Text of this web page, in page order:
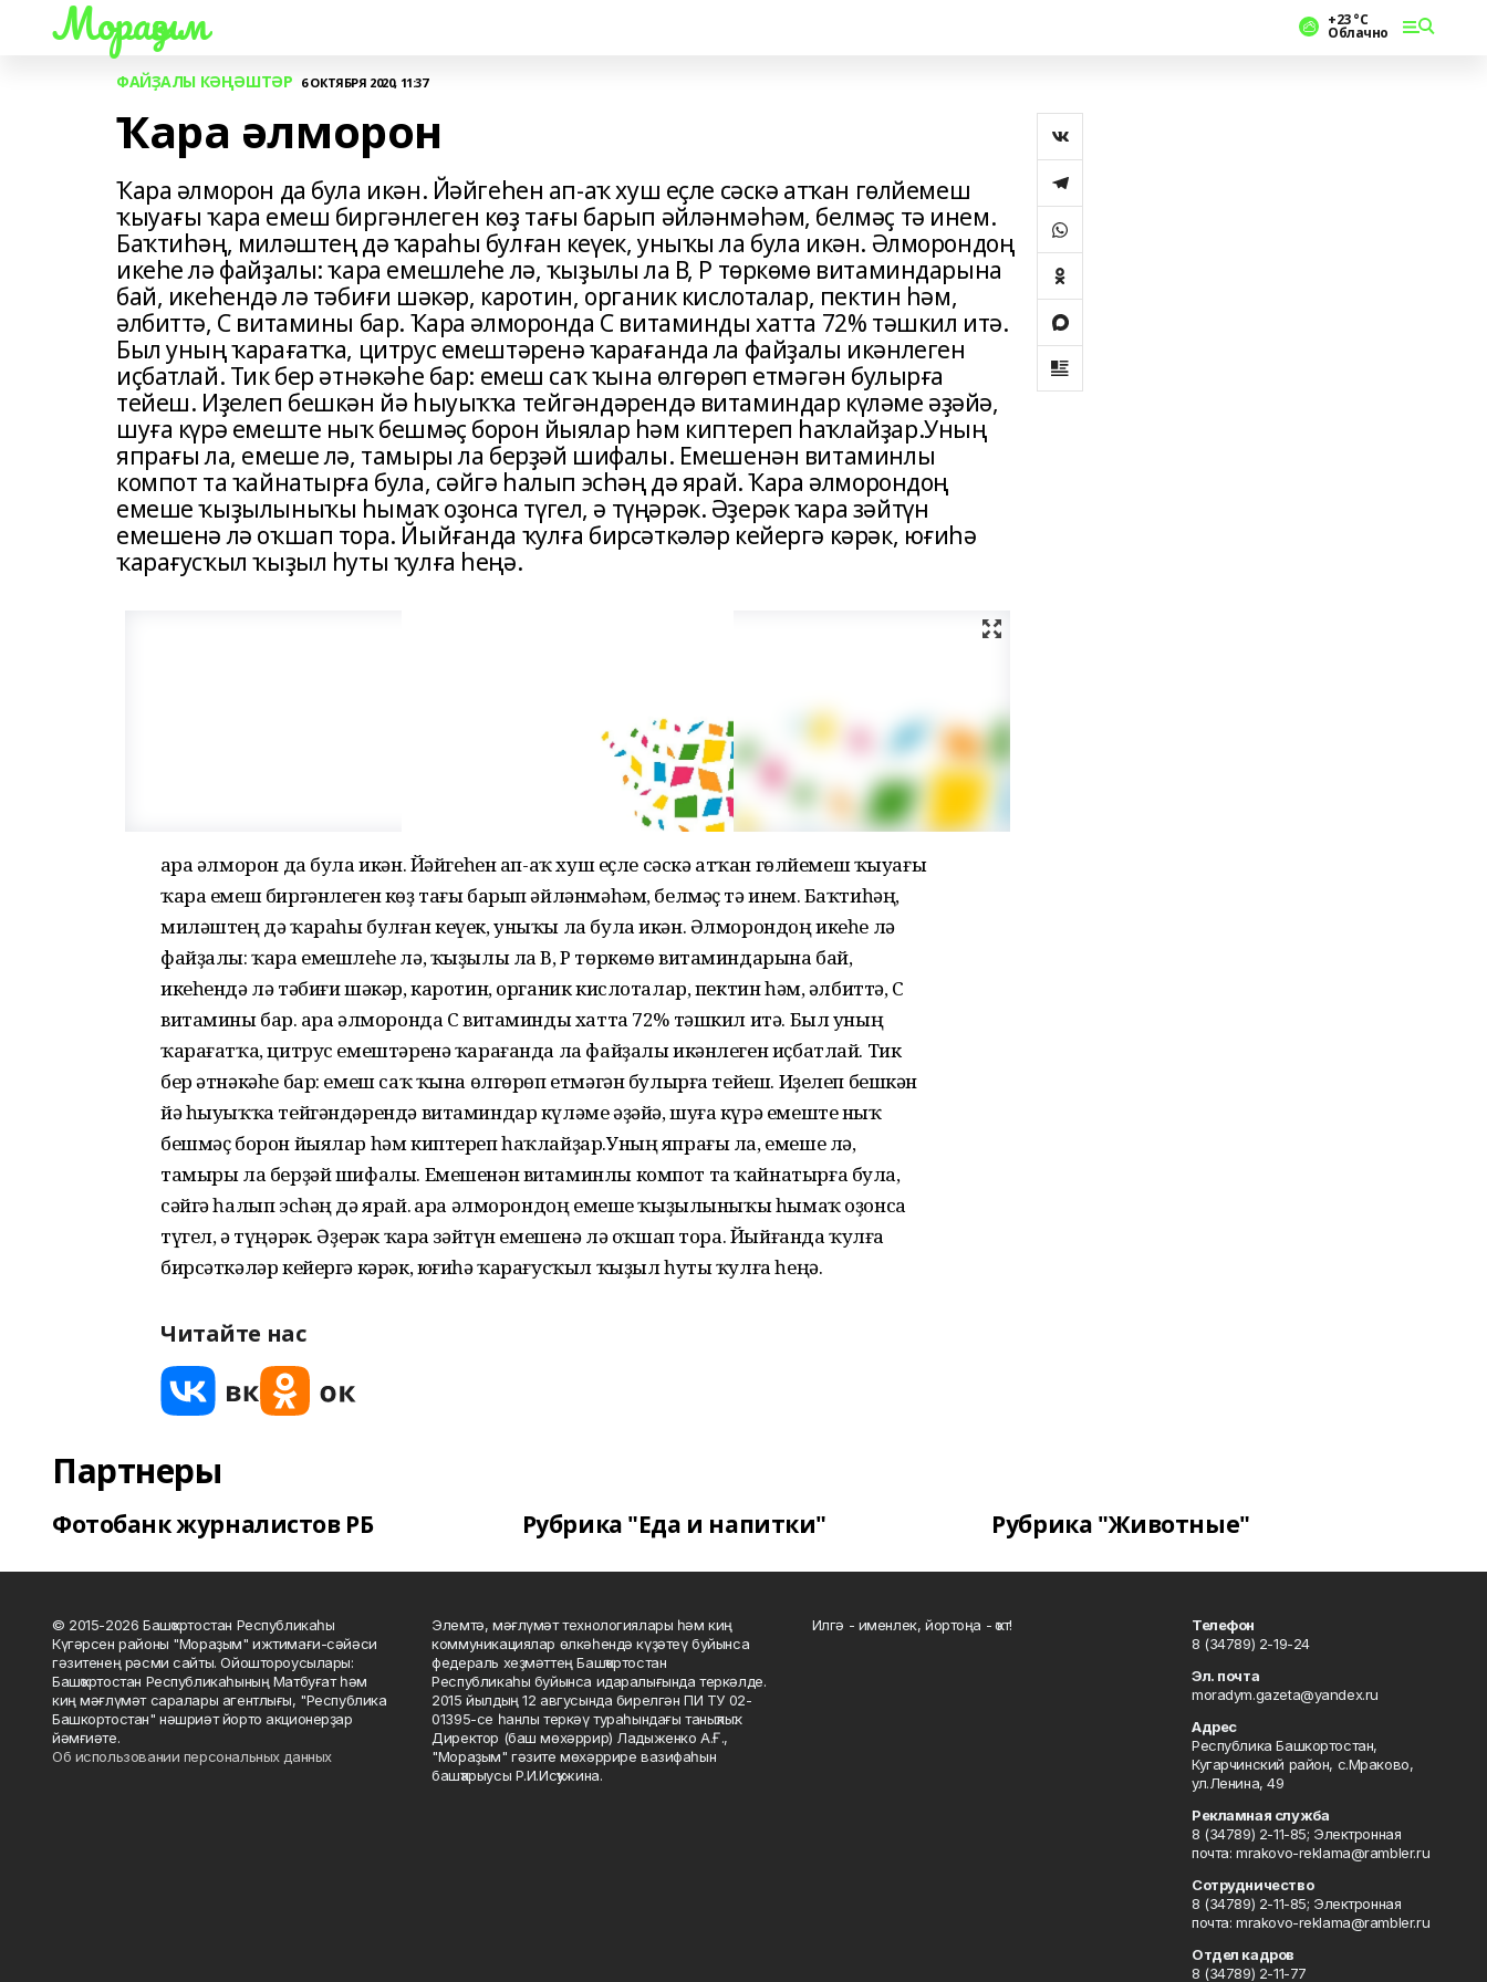
Мораҙым +23 °С
Облачно
ФАЙҘАЛЫ КӘҢӘШТӘР 6 ОКТЯБРЯ 2020, 11:37
Ҡара әлморон
Ҡара әлморон да була икән. Йәйгеһен ап-аҡ хуш еҫле сәскә атҡан гөлйемеш
ҡыуағы ҡара емеш биргәнлеген көҙ тағы барып әйләнмәһәм, белмәҫ тә инем.
Баҡтиһәң, миләштең дә ҡараһы булған кеүек, уныҡы ла була икән. Әлморондоң
икеһе лә файҙалы: ҡара емешлеһе лә, ҡыҙылы ла В, Р төркөмө витаминдарына
бай, икеһендә лә тәбиғи шәкәр, каротин, органик кислоталар, пектин һәм,
әлбиттә, С витамины бар. Ҡара әлморонда С витаминды хатта 72% тәшкил итә.
Был уның ҡарағатҡа, цитрус емештәренә ҡарағанда ла файҙалы икәнлеген
иҫбатлай. Тик бер әтнәкәһе бар: емеш саҡ ҡына өлгөрөп етмәгән булырға
тейеш. Иҙелеп бешкән йә һыуыҡҡа тейгәндәрендә витаминдар күләме әҙәйә,
шуға күрә емеште ныҡ бешмәҫ борон йыялар һәм киптереп һаҡлайҙар.Уның
япрағы ла, емеше лә, тамыры ла берҙәй шифалы. Емешенән витаминлы
компот та ҡайнатырға була, сәйгә һалып эсһәң дә ярай. Ҡара әлморондоң
емеше ҡыҙылыныҡы һымаҡ оҙонса түгел, ә түңәрәк. Әҙерәк ҡара зәйтүн
емешенә лә оҡшап тора. Йыйғанда ҡулға бирсәткәләр кейергә кәрәк, юғиһә
ҡарағусҡыл ҡыҙыл һуты ҡулға һеңә.
Ҡара әлморон да була икән. Йәйгеһен ап-аҡ хуш еҫле сәскә атҡан гөлйемеш ҡыуағы
ҡара емеш биргәнлеген көҙ тағы барып әйләнмәһәм, белмәҫ тә инем. Баҡтиһәң,
миләштең дә ҡараһы булған кеүек, уныҡы ла була икән. Әлморондоң икеһе лә
файҙалы: ҡара емешлеһе лә, ҡыҙылы ла В, Р төркөмө витаминдарына бай,
икеһендә лә тәбиғи шәкәр, каротин, органик кислоталар, пектин һәм, әлбиттә, С
витамины бар. Ҡара әлморонда С витаминды хатта 72% тәшкил итә. Был уның
ҡарағатҡа, цитрус емештәренә ҡарағанда ла файҙалы икәнлеген иҫбатлай. Тик
бер әтнәкәһе бар: емеш саҡ ҡына өлгөрөп етмәгән булырға тейеш. Иҙелеп бешкән
йә һыуыҡҡа тейгәндәрендә витаминдар күләме әҙәйә, шуға күрә емеште ныҡ
бешмәҫ борон йыялар һәм киптереп һаҡлайҙар.Уның япрағы ла, емеше лә,
тамыры ла берҙәй шифалы. Емешенән витаминлы компот та ҡайнатырға була,
сәйгә һалып эсһәң дә ярай. Ҡара әлморондоң емеше ҡыҙылыныҡы һымаҡ оҙонса
түгел, ә түңәрәк. Әҙерәк ҡара зәйтүн емешенә лә оҡшап тора. Йыйғанда ҡулға
бирсәткәләр кейергә кәрәк, юғиһә ҡарағусҡыл ҡыҙыл һуты ҡулға һеңә.
Читайте нас
Партнеры
Фотобанк журналистов РБ Рубрика "Еда и напитки" Рубрика "Животные"
© 2015-2026 Башҡортостан Республикаһы
Күгәрсен районы "Мораҙым" ижтимағи-сәйәси
гәзитенең рәсми сайты. Ойоштороусылары:
Башҡортостан Республикаһының Матбуғат һәм
киң мәғлүмәт саралары агентлығы, "Республика
Башкортостан" нәшриәт йорто акционерҙар
йәмғиәте.
Об использовании персональных данных
Элемтә, мәғлүмәт технологиялары һәм киң
коммуникациялар өлкәһендә күҙәтеү буйынса
федераль хеҙмәттең Башҡортостан
Республикаһы буйынса идаралығында теркәлде.
2015 йылдың 12 авгусында бирелгән ПИ ТУ 02-
01395-се һанлы теркәү тураһындағы таныҡлыҡ.
Директор (баш мөхәррир) Ладыженко А.Ғ.,
"Мораҙым" гәзите мөхәррире вазифаһын
башҡарыусы Р.И.Исҡужина.
Илгә - именлек, йортоңа - ҡот!
Телефон
8 (34789) 2-19-24
Эл. почта
moradym.gazeta@yandex.ru
Адрес
Республика Башкортостан,
Кугарчинский район, с.Мраково,
ул.Ленина, 49
Рекламная служба
8 (34789) 2-11-85; Электронная
почта: mrakovo-reklama@rambler.ru
Сотрудничество
8 (34789) 2-11-85; Электронная
почта: mrakovo-reklama@rambler.ru
Отдел кадров
8 (34789) 2-11-77